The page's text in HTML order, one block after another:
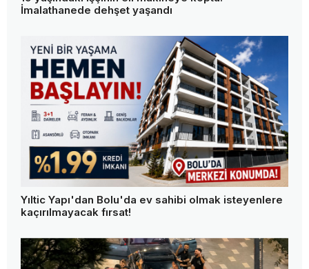
İmalathanede dehşet yaşandı
Yıltic Yapı'dan Bolu'da ev sahibi olmak isteyenlere
kaçırılmayacak fırsat!